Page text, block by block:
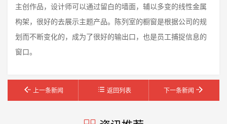
主创作品，设计师可以通过留白的墙面，辅以多变的线性金属
构架，很好的去展示主题产品。陈列室的橱窗是根据公司的规
划而不断变化的，成为了很好的输出口，也是员工捕捉信息的
窗口。
上一条新闻 返回列表 下一条新闻